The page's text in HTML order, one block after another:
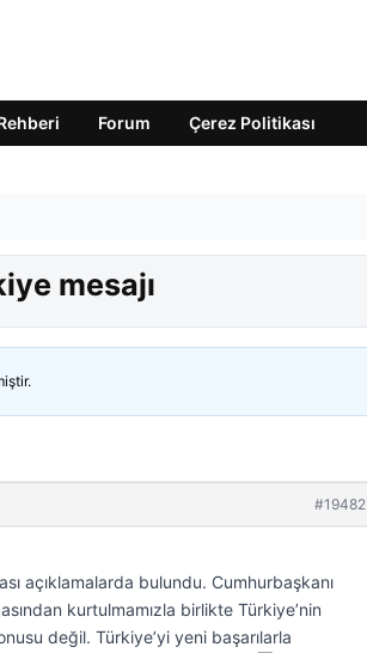
Forum Çerez Politikası
mesajı
#19482
açıklamalarda bulundu. Cumhurbaşkanı
kurtulmamızla birlikte Türkiye’nin
değil. Türkiye’yi yeni başarılarla